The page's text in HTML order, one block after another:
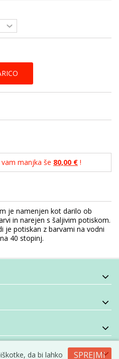
manjka še 80,00 € !
je namenjen kot darilo ob
in narejen s šaljivim potiskom.
je potiskan z barvami na vodni
40 stopinj.
SPREJMI
da bi lahko